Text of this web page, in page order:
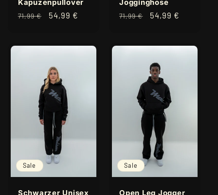
Kapuzenpullover
Normaler
71,99 € Verkaufspreis
54,99 €
Jogginghose
Normaler
71,99 € Verkaufspreis
54,99 €
Sale
Schwarzer Unisex
Sale
Open Leg Jogger